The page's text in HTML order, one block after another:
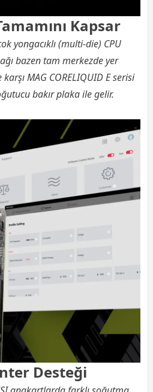
Kapsar
yongacıklı (multi-die) CPU
bazen tam merkezde yer
MAG CORELIQUID E serisi
bakır plaka ile gelir.
Desteği